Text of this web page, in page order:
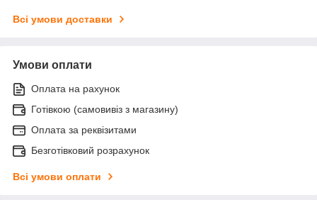
Всі умови доставки
Умови оплати
Оплата на рахунок
Готівкою (самовивіз з магазину)
Оплата за реквізитами
Безготівковий розрахунок
Всі умови оплати